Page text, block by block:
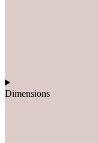
Dimensions